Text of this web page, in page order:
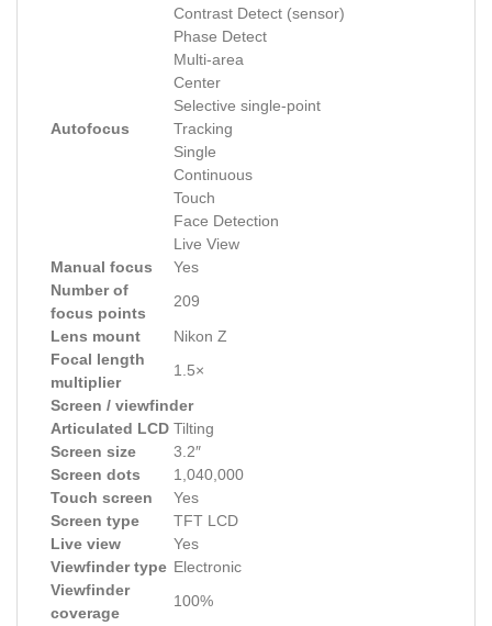
Autofocus
Contrast Detect (sensor)
Phase Detect
Multi-area
Center
Selective single-point
Tracking
Single
Continuous
Touch
Face Detection
Live View
Manual focus
Yes
Number of
focus points
209
Lens mount
Nikon Z
Focal length
multiplier
1.5×
Screen / viewfinder
Articulated LCD Tilting
Screen size
3.2″
Screen dots
1,040,000
Touch screen
Yes
Screen type
TFT LCD
Live view
Yes
Viewfinder type Electronic
Viewfinder
coverage
100%